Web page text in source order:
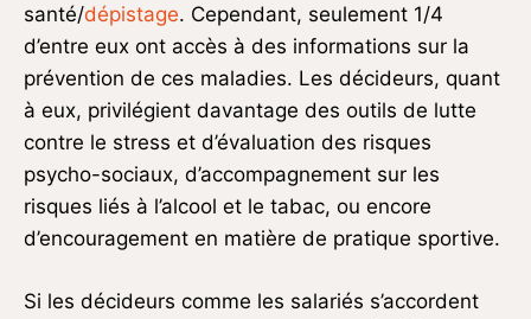
santé/dépistage. Cependant, seulement 1/4
d’entre eux ont accès à des informations sur la
prévention de ces maladies. Les décideurs, quant
à eux, privilégient davantage des outils de lutte
contre le stress et d’évaluation des risques
psycho-sociaux, d’accompagnement sur les
risques liés à l’alcool et le tabac, ou encore
d’encouragement en matière de pratique sportive.
Si les décideurs comme les salariés s’accordent